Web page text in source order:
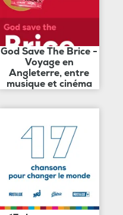
God Save The Brice -
Voyage en
Angleterre, entre
musique et cinéma